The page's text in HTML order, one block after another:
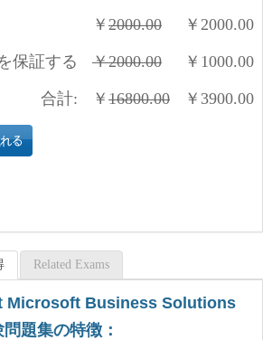
￥ 2000.00 ￥ 2000.00
保証する ￥2000.00 ￥ 1000.00
合計: ￥ 16800.00 ￥ 3900.00
Related Exams
Business Solutions
題集の特徴：